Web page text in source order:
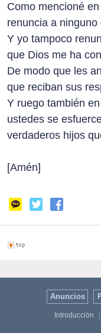
Como mencioné
renuncia a ninguno
Y yo tampoco
que Dios me ha
De modo que les
que reciban sus
Y ruego también
ustedes se
verdaderos hijos
[Amén]
Anuncios
Introducción